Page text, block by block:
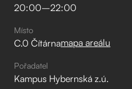
20:00–⁠22:00
Místo
C.0 Čítárnamapa areálu
Pořadatel
Kampus Hybernská z.ú.